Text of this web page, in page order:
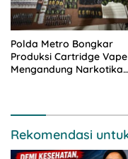
Polda Metro Bongkar
Produksi Cartridge Vape
Mengandung Narkotika
Rekomendasi